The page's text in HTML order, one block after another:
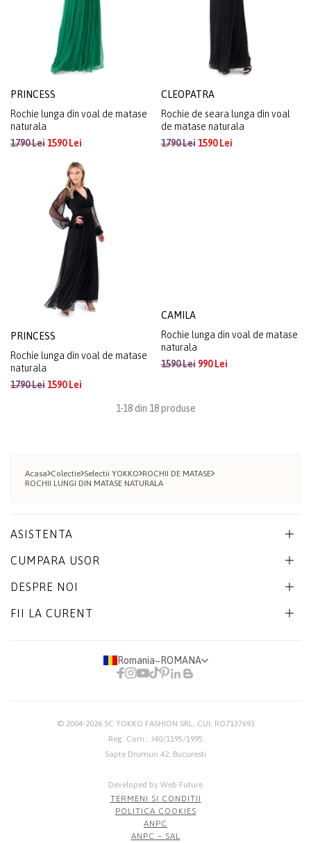
PRINCESS
Rochie lunga din voal de matase
naturala
1790 Lei1590 Lei
CLEOPATRA
Rochie de seara lunga din voal
de matase naturala
1790 Lei1590 Lei
PRINCESS
Rochie lunga din voal de matase
naturala
1790 Lei1590 Lei
CAMILA
naturala
1-18 din 18 produse
Acasa Colectie Selectii YOKKO ROCHII DE MATASE
ROCHII LUNGI DIN MATASE NATURALA
ASISTENTA
CUMPARA USOR
DESPRE NOI
FII LA CURENT
Romania− ROMANA
© 2004-2026 SC YOKKO FASHION SRL, CUI: RO7137693
Reg. Com.: J40/1195/1995
Sapte Drumuri 42, Bucuresti
Developed by Web Future
TERMENI SI CONDITII
POLITICA COOKIES
ANPC
ANPC – SAL